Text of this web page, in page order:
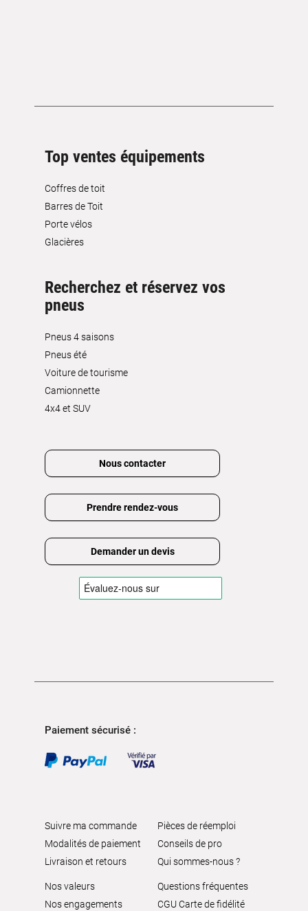
Top ventes équipements
Coffres de toit
Barres de Toit
Porte vélos
Glacières
Recherchez et réservez vos
pneus
Pneus 4 saisons
Pneus été
Voiture de tourisme
Camionnette
4x4 et SUV
Nous contacter
Prendre rendez-vous
Demander un devis
Paiement sécurisé :
Suivre ma commande
Modalités de paiement
Livraison et retours
Pièces de réemploi
Conseils de pro
Qui sommes-nous ?
Nos valeurs
Nos engagements
Questions fréquentes
CGU Carte de fidélité